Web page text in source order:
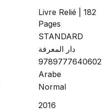
Livre Relié | 182
Pages
STANDARD
دار المعرفة
9789777640602
Arabe
Normal
2016